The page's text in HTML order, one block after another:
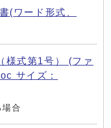
(ワード形式、
様式第1号） (ファ
サイズ：
合